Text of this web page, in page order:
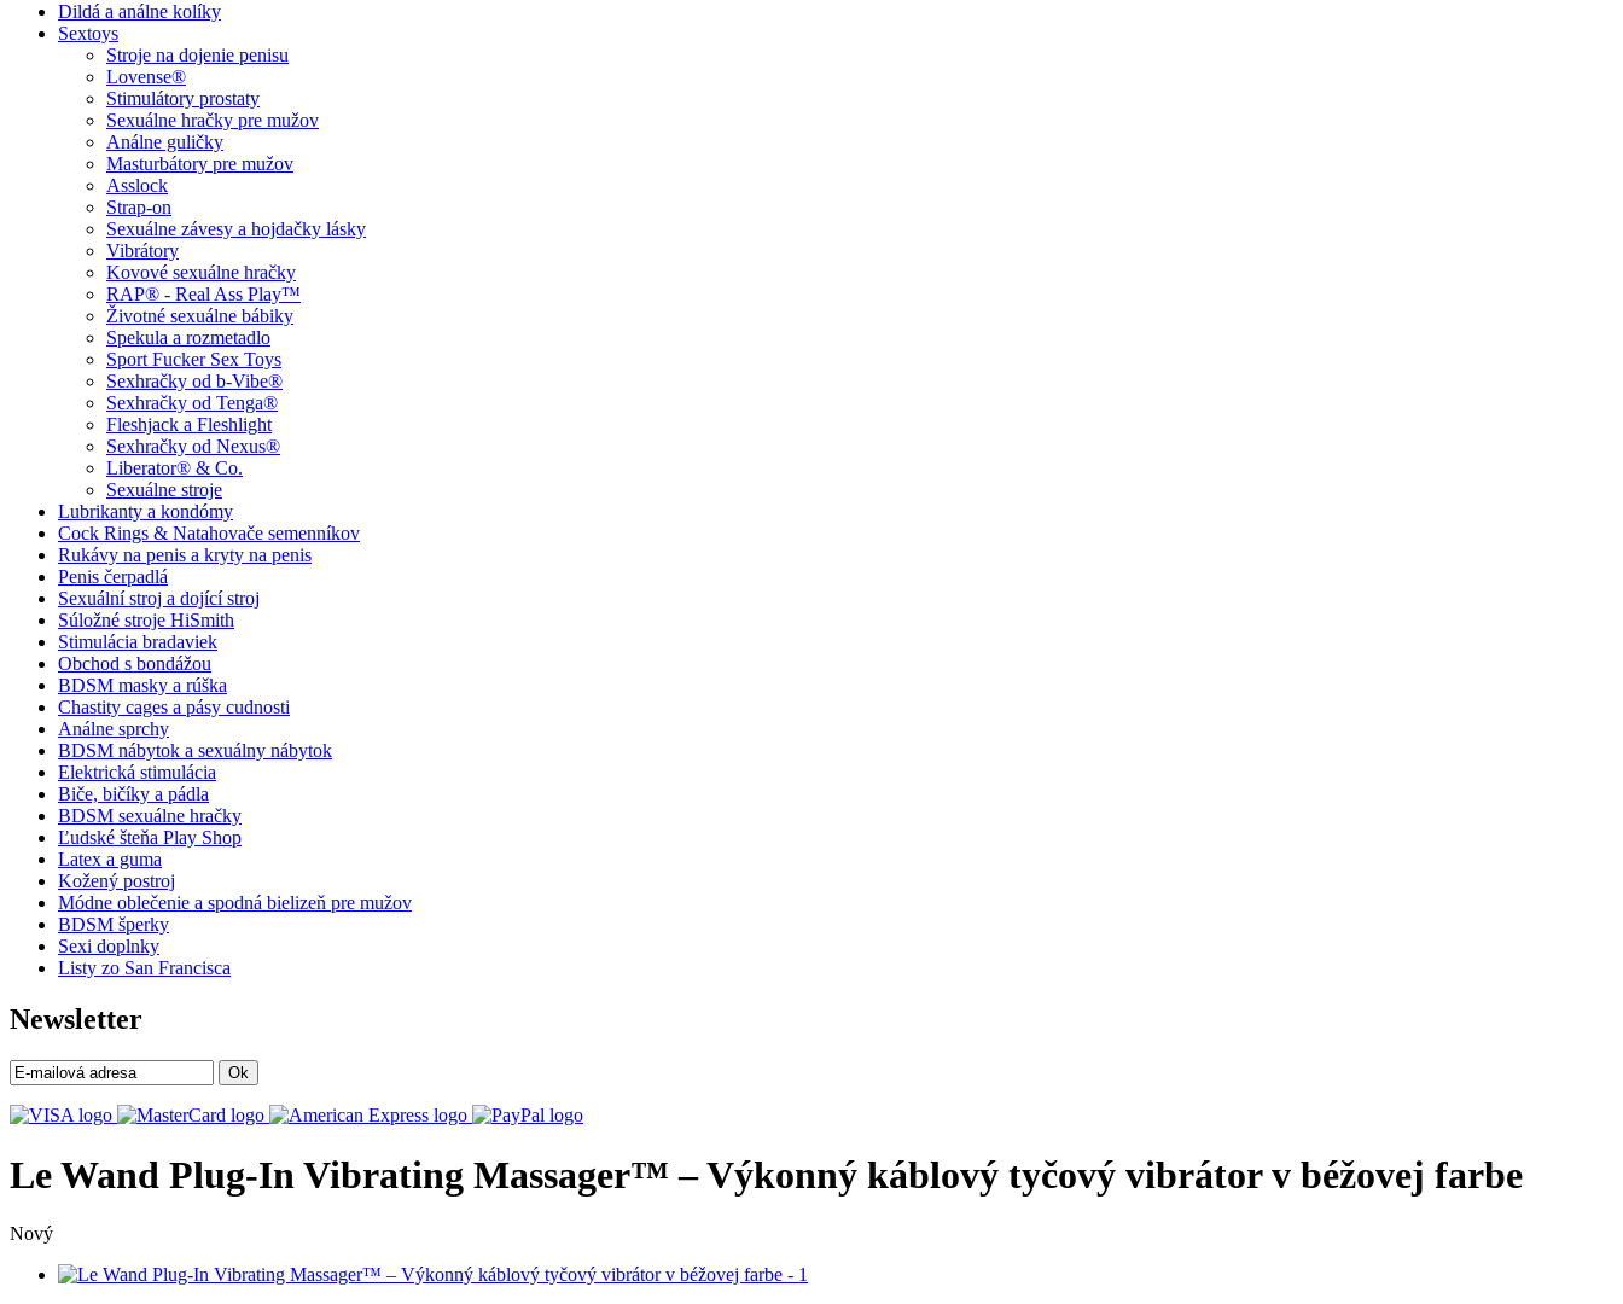
Dildá a análne kolíky
Sextoys
Stroje na dojenie penisu
Lovense®
Stimulátory prostaty
Sexuálne hračky pre mužov
Análne guličky
Masturbátory pre mužov
Asslock
Strap-on
Sexuálne závesy a hojdačky lásky
Vibrátory
Kovové sexuálne hračky
RAP® - Real Ass Play™
Životné sexuálne bábiky
Spekula a rozmetadlo
Sport Fucker Sex Toys
Sexhračky od b-Vibe®
Sexhračky od Tenga®
Fleshjack a Fleshlight
Sexhračky od Nexus®
Liberator® & Co.
Sexuálne stroje
Lubrikanty a kondómy
Cock Rings & Natahovače semenníkov
Rukávy na penis a kryty na penis
Penis čerpadlá
Sexuální stroj a dojící stroj
Súložné stroje HiSmith
Stimulácia bradaviek
Obchod s bondážou
BDSM masky a rúška
Chastity cages a pásy cudnosti
Análne sprchy
BDSM nábytok a sexuálny nábytok
Elektrická stimulácia
Biče, bičíky a pádla
BDSM sexuálne hračky
Ľudské šteňa Play Shop
Latex a guma
Kožený postroj
Módne oblečenie a spodná bielizeň pre mužov
BDSM šperky
Sexi doplnky
Listy zo San Francisca
Newsletter
Ok
Le Wand Plug-In Vibrating Massager™ – Výkonný káblový tyčový vibrátor v béžovej farbe
Nový